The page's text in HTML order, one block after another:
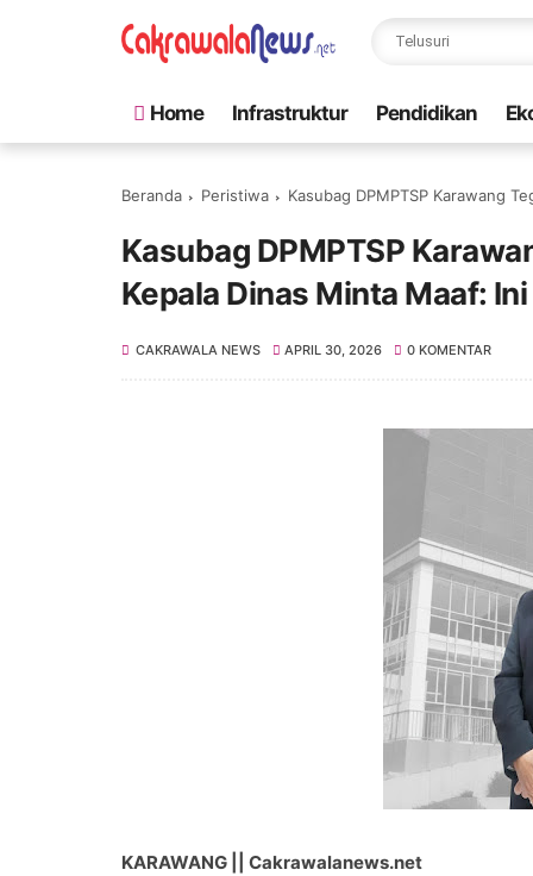
Home Infrastruktur Pendidikan
Beranda Peristiwa Kasubag DPMPTSP Karawang
Kasubag DPMPTSP
Kepala Dinas Minta Maaf:
CAKRAWALA NEWS APRIL 30, 2026 0 KOMENTAR
KARAWANG || Cakrawalanews.net